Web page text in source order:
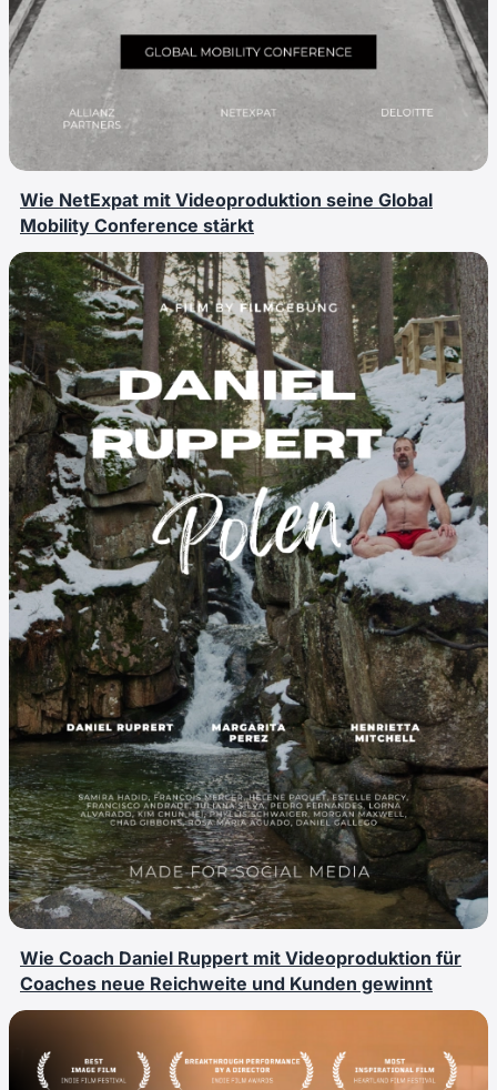
Wie NetExpat mit Videoproduktion seine Global
Mobility Conference stärkt
Wie Coach Daniel Ruppert mit Videoproduktion für
Coaches neue Reichweite und Kunden gewinnt